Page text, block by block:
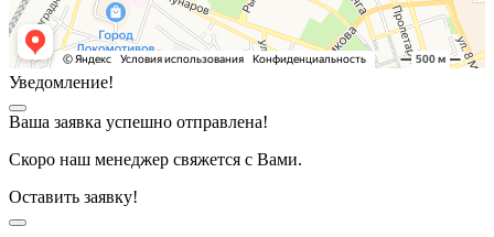
Уведомление!
Ваша заявка успешно отправлена!
Скоро наш менеджер свяжется с Вами.
Оставить заявку!